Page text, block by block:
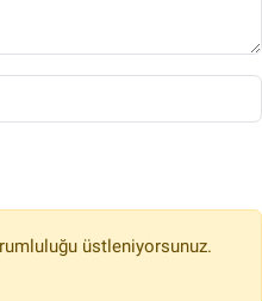
üstleniyorsunuz.